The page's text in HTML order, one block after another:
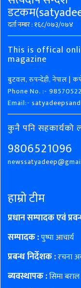
दर्ता नम्बर : १६८/०७३/०७४
This is offical
magazine
बुटवल, रुपन्देही, नेपाल |
Phone No. :-
Email:-
कुनै पनि सहकार्यको
9806521096
हाम्रो टीम
प्रधान सम्पादक एवं
सम्पादक :पुष्पा आचार्य
प्रबन्ध निर्देशक :रचना
ब्यवस्थापक :सिमा बराल